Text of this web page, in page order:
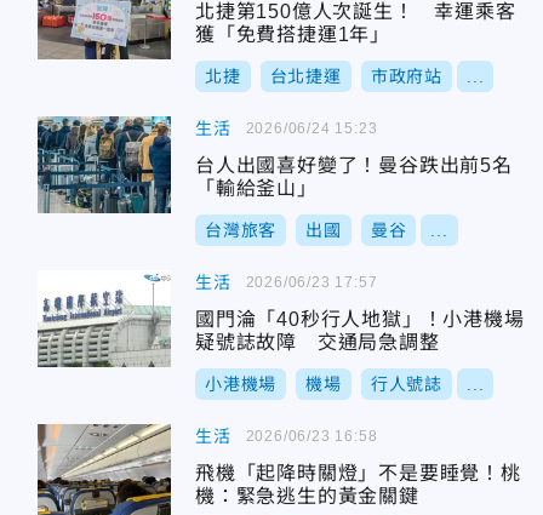
北捷第150億人次誕生！ 幸運乘客
獲「免費搭捷運1年」
北捷 台北捷運 市政府站
生活
台人出國喜好變了！曼谷跌出前5名
「輸給釜山」
台灣旅客 出國 曼谷
2026/06/24 15:23
生活
國門淪「40秒行人地獄」！小港機場
疑號誌故障 交通局急調整
小港機場 機場 行人號誌
2026/06/23 17:57
生活
飛機「起降時關燈」不是要睡覺！桃
機：緊急逃生的黃金關鍵
2026/06/23 16:58